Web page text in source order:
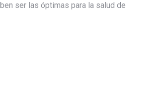
ser las óptimas para la salud de